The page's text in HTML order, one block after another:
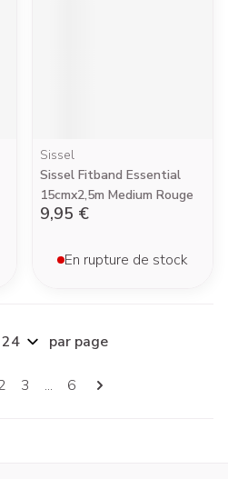
Sissel
Sissel Fitband Essential
15cmx2,5m Medium Rouge
9,95 €
En rupture de stock
Pages
lisez actuellement la page
Page
3 ... Page
6
par page